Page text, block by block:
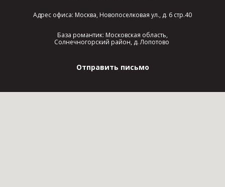
Адрес офиса: Москва, Новопоселковая ул., д. 6 стр.40
База романтик: Московская область,
Солнечногорский район, д. Лопотово
Отправить письмо